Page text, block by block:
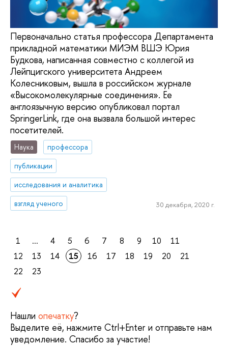
Первоначально статья профессора Департамента
прикладной математики МИЭМ ВШЭ Юрия
Будкова, написанная совместно с коллегой из
Лейпцигского университета Андреем
Колесниковым, вышла в российском журнале
«Высокомолекулярные соединения». Ее
англоязычную версию опубликовал портал
SpringerLink, где она вызвала большой интерес
посетителей.
Наука
профессора
публикации
исследования и аналитика
взгляд ученого
30 декабря, 2020 г.
1 ... 4 5 6 7 8 9 10
11
12
13 14 15 16 17 18 19 20
21
22
23
Нашли опечатку?
Выделите её, нажмите Ctrl+Enter и отправьте нам
уведомление. Спасибо за участие!